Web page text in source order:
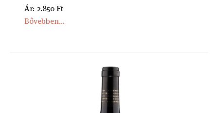
Ár: 2.850 Ft
Bővebben...